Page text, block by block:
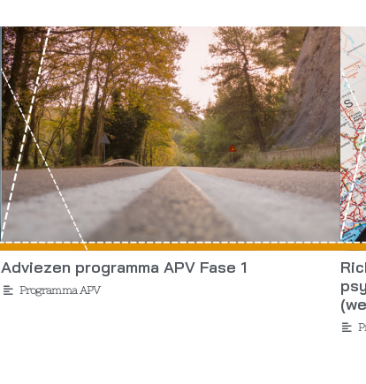
Adviezen programma APV Fase 1
Programma APV